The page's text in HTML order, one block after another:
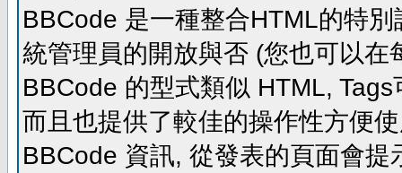
BBCode 是一種整合HTML的特
統管理員的開放與否 (您也可以
BBCode 的型式類似 HTML,
而且也提供了較佳的操作性方便
BBCode 資訊, 從發表的頁面會提